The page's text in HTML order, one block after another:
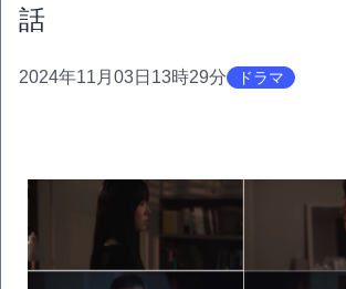
話
2024年11月03日13時29分 ドラマ